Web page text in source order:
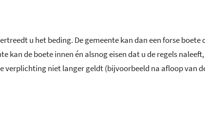
u het beding. De gemeente kan dan een forse
kan de boete innen én alsnog eisen dat u de regels
verplichting niet langer geldt (bijvoorbeeld na afloop van